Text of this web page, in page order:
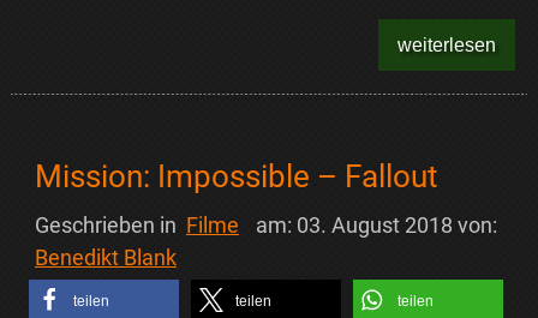
weiterlesen
Mission: Impossible – Fallout
Geschrieben in Filme am: 03. August 2018 von:
Benedikt Blank
teilen teilen teilen